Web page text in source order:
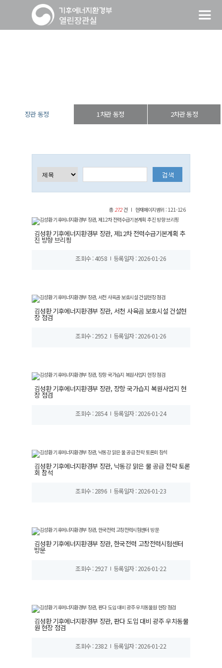
장관 동정 1차관 동정 2차관 동정
총272건 현재페이지범위 : 121-126
김성환 기후에너지환경부 장관, 제12차 전력수급기본계획 추
진 방향 브리핑
조회수 : 4058 등록일자 : 2026-01-26
김성환 기후에너지환경부 장관, 서천 사육곰 보호시설 건설현
장 점검
조회수 : 2952 등록일자 : 2026-01-26
김성환 기후에너지환경부 장관, 장항 국가습지 복원사업지 현
장 점검
조회수 : 2854 등록일자 : 2026-01-24
김성환 기후에너지환경부 장관, 낙동강 맑은 물 공급 전략 토론
회 참석
조회수 : 2896 등록일자 : 2026-01-23
김성환 기후에너지환경부 장관, 한국전력 고창전력시험센터
방문
조회수 : 2927 등록일자 : 2026-01-22
김성환 기후에너지환경부 장관, 판다 도입 대비 광주 우치동물
원 현장 점검
조회수 : 2382 등록일자 : 2026-01-22